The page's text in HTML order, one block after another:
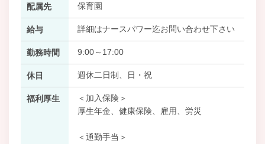
配属先 保育園
給与 詳細はナースパワー迄お問い合わせ下さい
勤務時間 9:00～17:00
休日 週休二日制、日・祝
福利厚生
＜加入保険＞
厚生年金、健康保険、雇用、労災
＜通勤手当＞